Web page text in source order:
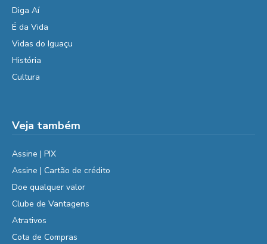
Diga Aí
É da Vida
Vidas do Iguaçu
História
Cultura
Veja também
Assine | PIX
Assine | Cartão de crédito
Doe qualquer valor
Clube de Vantagens
Atrativos
Cota de Compras